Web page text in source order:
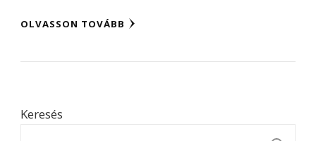
OLVASSON TOVÁBB
Keresés